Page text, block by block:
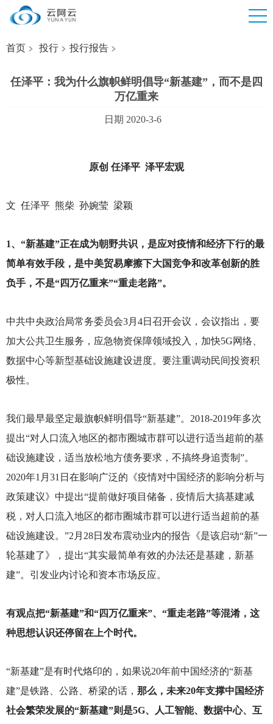
首页 投行 投行报告
任泽平：我为什么旗帜鲜明倡导“新基建”，而不是四
万亿重来
日期 2020-3-6
原创 任泽平 泽平宏观
文 任泽平 熊柴 孙婉莹 梁颖
1、“新基建”正在成为朝野共识，是应对疫情和经济下行的最
简单有效手段，是中美贸易摩擦下大国竞争和改革创新的胜
负手，不是“四万亿重来”“重走老路”。
中共中央政治局常务委员会3月4日召开会议，会议指出，要
加大公共卫生服务，应急物资保障领域投入，加快5G网络、
数据中心等新型基础设施建设进度。要注重调动民间投资积
极性。
我们最早最坚定最旗帜鲜明倡导“新基建”。2018-2019年多次
提出“对人口流入地区的都市圈城市群可以进行适当超前的基
础设施建设，适当放松地方债务要求，不搞终身追责制”。
2020年1月31日在影响广泛的《疫情对中国经济的影响分析与
政策建议》中提出“提前做好项目储备，疫情后大搞基建减
税，对人口流入地区的都市圈城市群可以进行适当超前的基
础设施建设。”2月28日发布震动业内的报告《是该启动“新”一
轮基建了》，提出“其实最简单有效的办法还是基建，新基
建”。引发业内讨论和资本市场反应。
有观点把“新基建”和“四万亿重来”、“重走老路”等混淆，这
种思想认识还停留在上个时代。
“新基建”是有时代烙印的，如果说20年前中国经济的“新基
建”是铁路、公路、桥梁的话， 那么，未来20年支撑中国经济
社会繁荣发展的“新基建”则是5G、人工智能、数据中心、互